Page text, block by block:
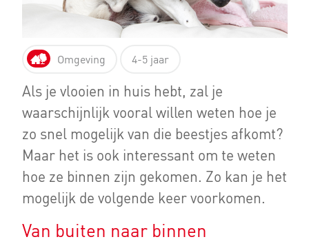
Omgeving 4-5 jaar
Als je vlooien in huis hebt, zal je
waarschijnlijk vooral willen weten hoe je
zo snel mogelijk van die beestjes afkomt?
Maar het is ook interessant om te weten
hoe ze binnen zijn gekomen. Zo kan je het
mogelijk de volgende keer voorkomen.
Van buiten naar binnen